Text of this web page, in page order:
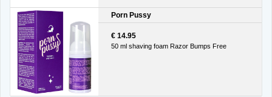
Porn Pussy
€ 14.95
50 ml shaving foam Razor Bumps Free